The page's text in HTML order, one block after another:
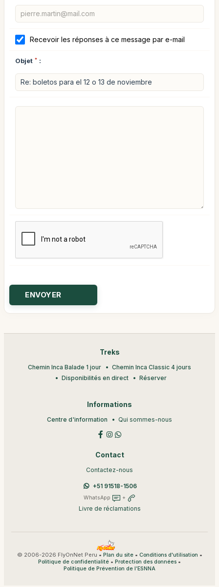
Recevoir les réponses à ce message par e-mail
Objet * :
Treks
Chemin Inca Balade 1 jour
Chemin Inca Classic 4 jours
Disponibilités en direct
Réserver
Informations
Centre d'information Qui sommes-nous
Contact
Contactez-nous
+51 91518-1506
WhatsApp +
Livre de réclamations
© 2006-2026 FlyOnNet Peru • Plan du site• Conditions d'utilisation •
Politique de confidentialité • Protection des données •
Politique de Prévention de l’ESNNA